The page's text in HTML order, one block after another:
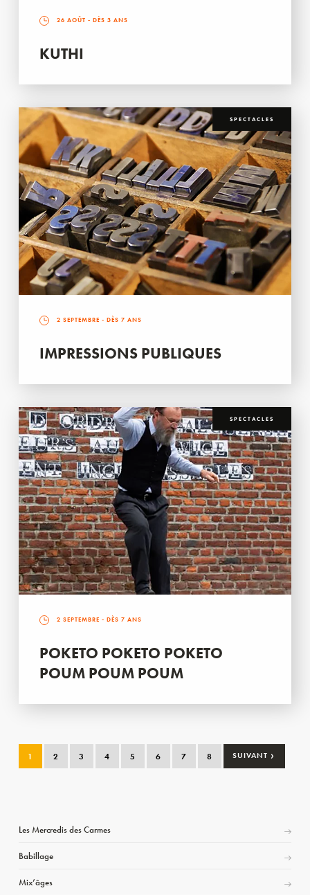
26 AOÛT - DÈS 3 ANS
KUTHI
SPECTACLES
2 SEPTEMBRE - DÈS 7 ANS
IMPRESSIONS PUBLIQUES
SPECTACLES
2 SEPTEMBRE - DÈS 7 ANS
POKETO POKETO POKETO
POUM POUM POUM
1 2 3 4 5 6 7 8 SUIVANT ›
Les Mercredis des Carmes
Babillage
Mix’âges